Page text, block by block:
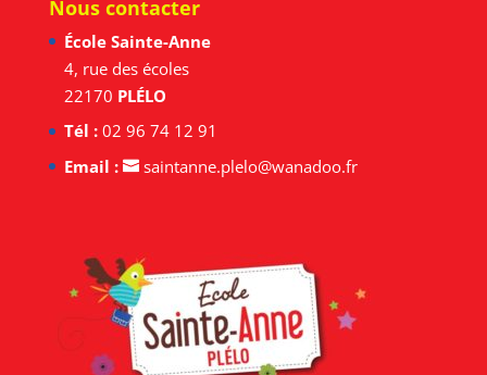
Nous contacter
École Sainte-Anne
4, rue des écoles
22170 PLÉLO
Tél :02 96 74 12 91
Email :
saintanne.plelo@wanadoo.fr